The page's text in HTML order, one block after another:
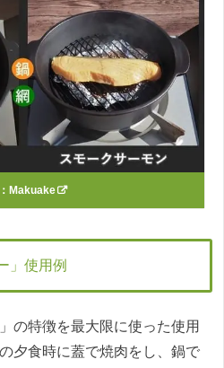
Makuake
」使用例
の特徴を最大限に使った使用
夕食時に蓋で焼肉をし、鍋で